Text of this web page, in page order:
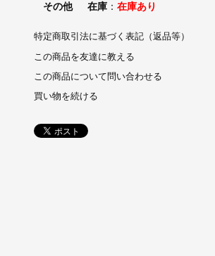
その他
在庫： 在庫あり
特定商取引法に基づく表記（返品等）
この商品を友達に教える
この商品について問い合わせる
買い物を続ける